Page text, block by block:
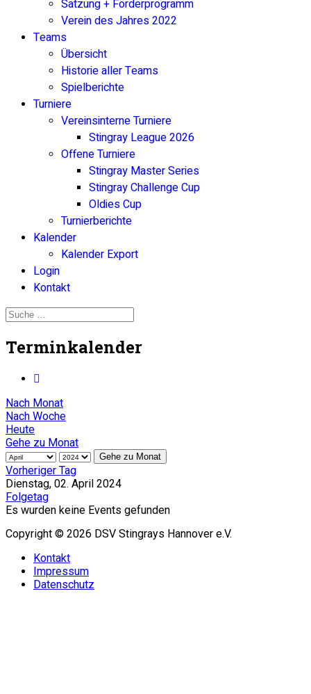
Satzung + Förderprogramm
Verein des Jahres 2022
Teams
Übersicht
Historie aller Teams
Spielberichte
Turniere
Vereinsinterne Turniere
Stingray League 2026
Offene Turniere
Stingray Master Series
Stingray Challenge Cup
Oldies Cup
Turnierberichte
Kalender
Kalender Export
Login
Kontakt
Terminkalender
Nach Monat
Nach Woche
Heute
Gehe zu Monat
Gehe zu Monat
Vorheriger Tag
Dienstag, 02. April 2024
Folgetag
Es wurden keine Events gefunden
Copyright © 2026 DSV Stingrays Hannover e.V.
Kontakt
Impressum
Datenschutz